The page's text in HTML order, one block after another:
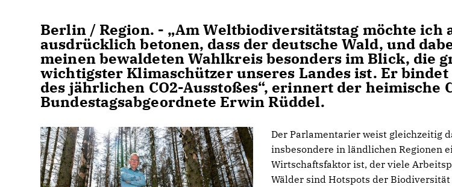
Berlin / Region. - „Am Weltbiodiversitätstag möchte ich
ausdrücklich betonen, dass der deutsche Wald, und
meinen bewaldeten Wahlkreis besonders im Blick, die
wichtigster Klimaschützer unseres Landes ist. Er
des jährlichen CO2-Ausstoßes“, erinnert der heimische
Bundestagsabgeordnete Erwin Rüddel.
Der Parlamentarier weist gleichzeitig
insbesondere in ländlichen Regionen
Wirtschaftsfaktor ist, der viele
Wälder sind Hotspots der